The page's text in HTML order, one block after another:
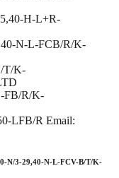
H-L+R-
N-L-FCB/R/K-
T/K-
FB/R/K-
LFB/R Email:
N/3-29,40-N-L-FCV-B/T/K-